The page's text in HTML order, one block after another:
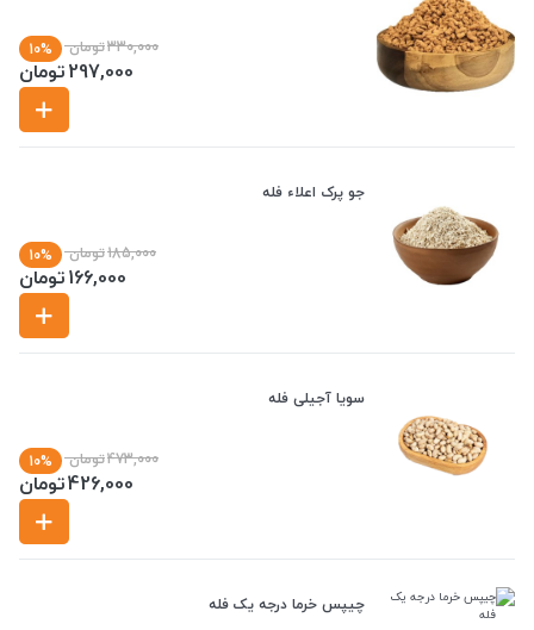
330,000تومان 10%
297,000تومان
جو پرک اعلاء فله
185,000تومان 10%
166,000تومان
سویا آجیلی فله
473,000تومان 10%
426,000تومان
چیپس خرما درجه یک فله